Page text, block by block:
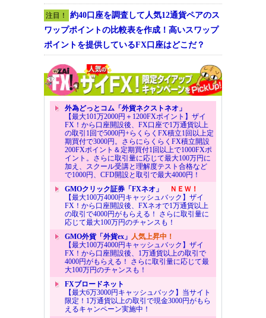
注目！
約40口座を調査して人気12通貨ペアのス
ワップポイントの比較表を作成！高いスワップ
ポイントを提供しているFX口座はどこだ？
外為どっとコム「外貨ネクストネオ」
【最大101万2000円＋1200FXポイント】ザイ
FX！から口座開設後、FX口座で1万通貨以上
の取引1回で5000円+らくらくFX積立1回以上定
期買付で3000円。さらにらくらくFX積立開設
200FXポイント＆定期買付1回以上で1000FXポ
イント。さらに取引量に応じて最大100万円に
加え、スクール受講と理解度テスト合格など
で1000円、CFD開設と取引で最大4000円！
GMOクリック証券「FXネオ」
ＮＥＷ！
【最大100万4000円キャッシュバック】ザイ
FX！から口座開設後、FXネオで1万通貨以上
の取引で4000円がもらえる！ さらに取引量に
応じて最大100万円のチャンスも！
GMO外貨「外貨ex」 人気上昇中！
【最大100万4000円キャッシュバック】ザイ
FX！から口座開設後、1万通貨以上の取引で
4000円がもらえる！ さらに取引量に応じて最
大100万円のチャンスも！
FXブロードネット
【最大6万3000円キャッシュバック】当サイト
限定！1万通貨以上の取引で現金3000円がもら
えるキャンペーン実施中！